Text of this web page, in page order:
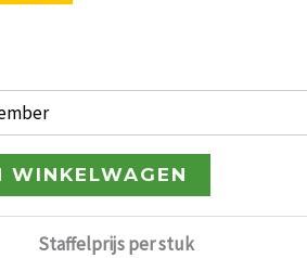
WINKELWAGEN
Staffelprijs per stuk